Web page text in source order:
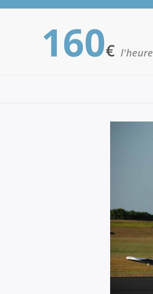
160€ l'heure